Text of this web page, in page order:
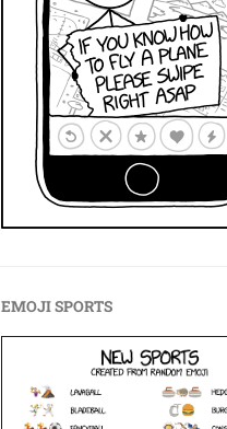
EMOJI SPORTS